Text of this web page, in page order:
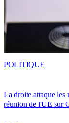
La droite attaque les
réunion de l'UE sur
POLITIQUE